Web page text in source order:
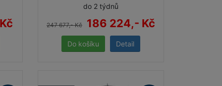
do 2 týdnů
247 677,- Kč 186 224,- Kč
Detail